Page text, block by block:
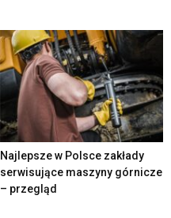
Najlepsze w Polsce zakłady
serwisujące maszyny górnicze
– przegląd